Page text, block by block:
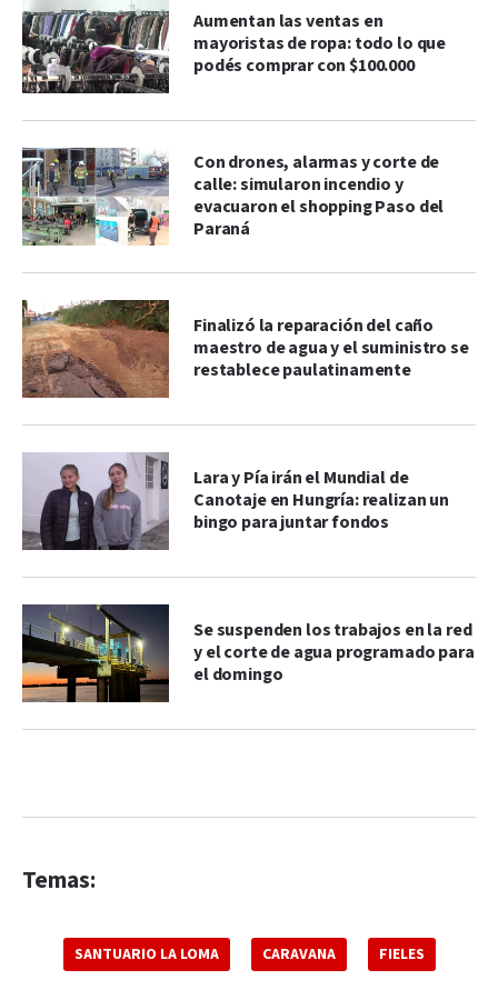
Aumentan las ventas en
mayoristas de ropa: todo lo que
podés comprar con $100.000
Con drones, alarmas y corte de
calle: simularon incendio y
evacuaron el shopping Paso del
Paraná
Finalizó la reparación del caño
maestro de agua y el suministro se
restablece paulatinamente
Lara y Pía irán el Mundial de
Canotaje en Hungría: realizan un
bingo para juntar fondos
Se suspenden los trabajos en la red
y el corte de agua programado para
el domingo
Temas:
SANTUARIO LA LOMA CARAVANA FIELES